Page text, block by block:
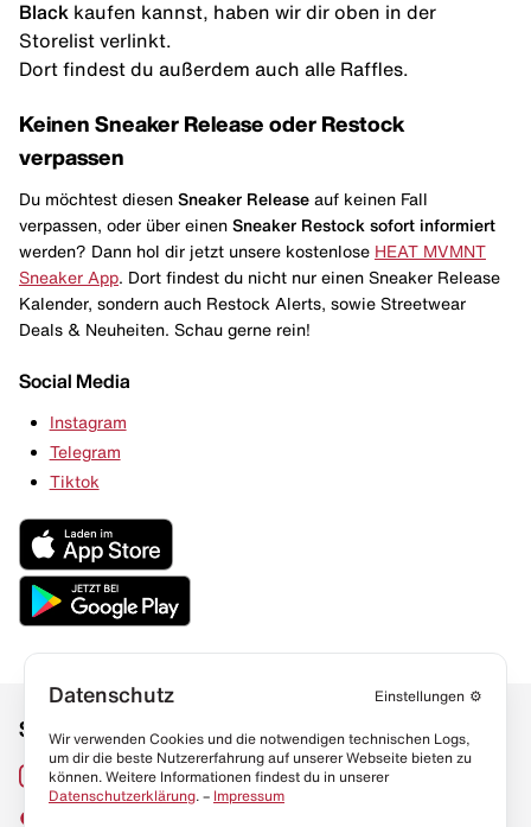
Black kaufen kannst, haben wir dir oben in der
Storelist verlinkt.
Dort findest du außerdem auch alle Raffles.
Keinen Sneaker Release oder Restock
verpassen
Du möchtest diesen Sneaker Release auf keinen Fall
verpassen, oder über einen Sneaker Restock sofort informiert
werden? Dann hol dir jetzt unsere kostenlose HEAT MVMNT
Sneaker App . Dort findest du nicht nur einen Sneaker Release
Kalender, sondern auch Restock Alerts, sowie Streetwear
Deals & Neuheiten. Schau gerne rein!
Social Media
Instagram
Telegram
Tiktok
Social Media
Instagram
Links
Sneaker Lexikon
Resell Guide
Datenschutz Einstellungen ⚙️
Wir verwenden Cookies und die notwendigen technischen Logs,
um dir die beste Nutzererfahrung auf unserer Webseite bieten zu
können. Weitere Informationen findest du in unserer
Datenschutzerklärung. – Impressum